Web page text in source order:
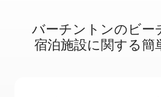
バーチントンのビ⁠ー⁠
宿⁠泊⁠施⁠設⁠に関⁠す⁠る簡⁠